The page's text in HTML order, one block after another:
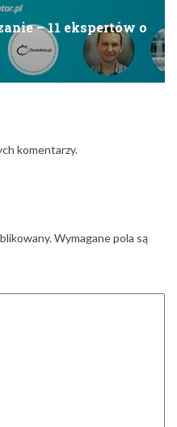
– 11 ekspertów o
komentarzy.
Wymagane pola są